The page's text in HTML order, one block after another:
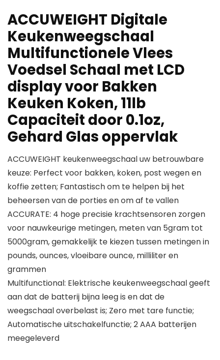
ACCUWEIGHT Digitale
Keukenweegschaal
Multifunctionele Vlees
Voedsel Schaal met LCD
display voor Bakken
Keuken Koken, 11lb
Capaciteit door 0.1oz,
Gehard Glas oppervlak
ACCUWEIGHT keukenweegschaal uw betrouwbare
keuze: Perfect voor bakken, koken, post wegen en
koffie zetten; Fantastisch om te helpen bij het
beheersen van de porties en om af te vallen
ACCURATE: 4 hoge precisie krachtsensoren zorgen
voor nauwkeurige metingen, meten van 5gram tot
5000gram, gemakkelijk te kiezen tussen metingen in
pounds, ounces, vloeibare ounce, milliliter en
grammen
Multifunctional: Elektrische keukenweegschaal geeft
aan dat de batterij bijna leeg is en dat de
weegschaal overbelast is; Zero met tare functie;
Automatische uitschakelfunctie; 2 AAA batterijen
meegeleverd